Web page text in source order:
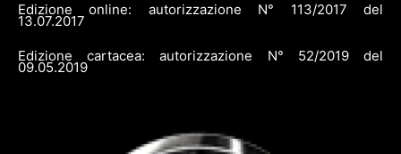
Edizione online: autorizzazione N° 113/2017 del
13.07.2017
Edizione cartacea: autorizzazione N° 52/2019 del
09.05.2019